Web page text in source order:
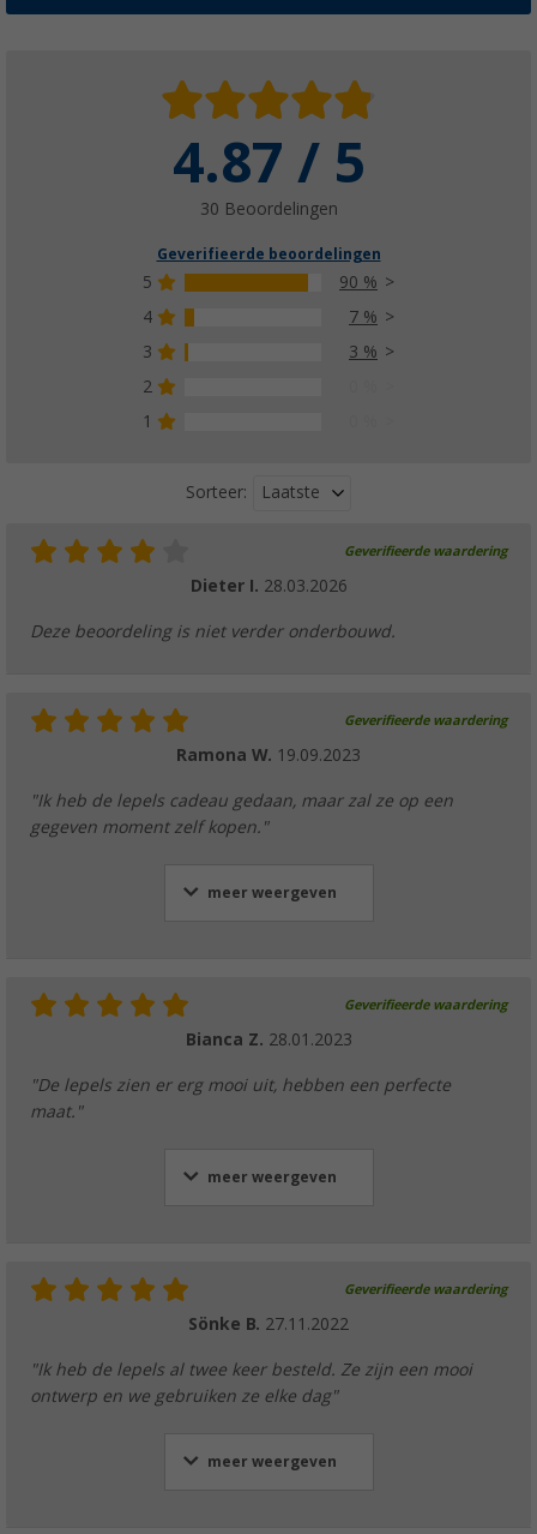
4.87 / 5
30 Beoordelingen
Geverifieerde beoordelingen
5
90 %
4
7 %
3
3 %
2
1
Sorteer: Laatste
Geverifieerde waardering
Dieter I. 28.03.2026
Deze beoordeling is niet verder onderbouwd.
Geverifieerde waardering
Ramona W. 19.09.2023
"Ik heb de lepels cadeau gedaan, maar zal ze op een
gegeven moment zelf kopen."
meer weergeven
Geverifieerde waardering
Bianca Z. 28.01.2023
"De lepels zien er erg mooi uit, hebben een perfecte
maat."
meer weergeven
Geverifieerde waardering
Sönke B. 27.11.2022
"Ik heb de lepels al twee keer besteld. Ze zijn een mooi
ontwerp en we gebruiken ze elke dag"
meer weergeven